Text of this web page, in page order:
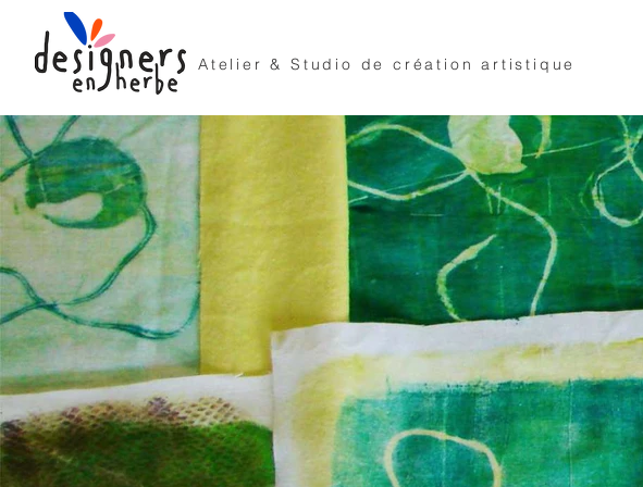
Atelier & Studio de création artistique